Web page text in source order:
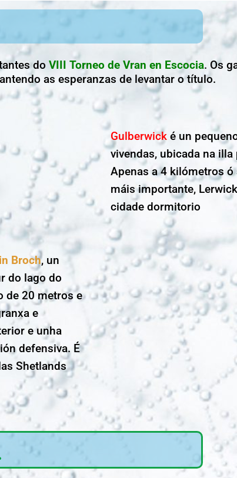
doVIII Torneo de Vran en Escocia. Os
as esperanzas de levantar o título.
Gulberwick é un
vivendas, ubicada na
Apenas a 4 kilómetros
máis importante,
cidade dormitorio
Broch, un
do lago do
de 20 metros e
e
e unha
defensiva. É
Shetlands